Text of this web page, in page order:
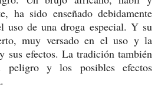
ha sido enseñado debidamente
uso de una droga especial. Y su
muy versado en el uso y la
sus efectos. La tradición también
y los posibles efectos